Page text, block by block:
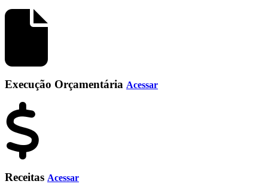
Execução Orçamentária Acessar
Receitas Acessar